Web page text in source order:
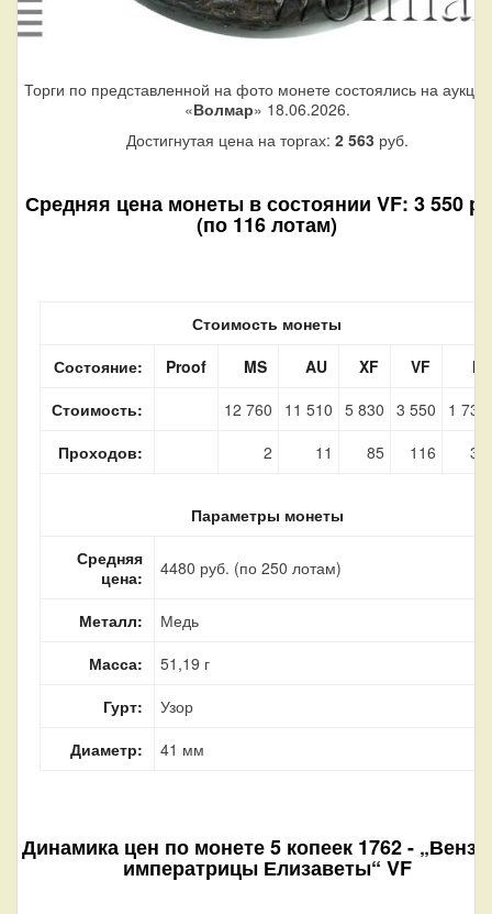
Торги по представленной на фото монете состоялись на
«Волмар» 18.06.2026.
Достигнутая цена на торгах: 2 563 руб.
Средняя цена монеты в состоянии VF: 3 550
(по 116 лотам)
Стоимость монеты
Состояние:
Proof MS AU XF VF
F
Стоимость:
12 760 11 510 5 830 3 550
1 730
Проходов:
2 11 85 116 34
Параметры монеты
Средняя
цена:
4480 руб. (по 250 лотам)
Металл:
Медь
Масса:
51,19 г
Гурт:
Узор
Диаметр:
41 мм
Динамика цен по монете5 копеек 1762 -
императрицы Елизаветы“ VF